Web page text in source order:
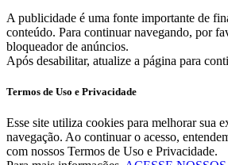
A publicidade é uma fonte importante de
conteúdo. Para continuar navegando, por
bloqueador de anúncios.
Após desabilitar, atualize a página para
Termos de Uso e Privacidade
Esse site utiliza cookies para melhorar sua
navegação. Ao continuar o acesso,
com nossos Termos de Uso e Privacidade.